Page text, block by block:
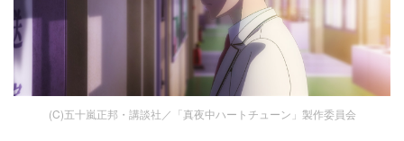
(C)五十嵐正邦・講談社／「真夜中ハートチューン」製作委員会